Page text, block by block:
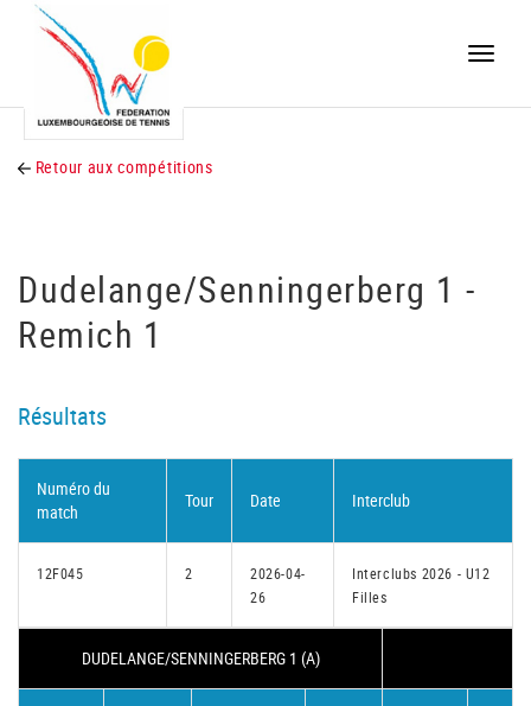
Toggle
Retour aux compétitions
Dudelange/Senningerberg 1 -
Remich 1
Résultats
Numéro du
match
Tour Date Interclub
12F045 2
2026-04-
26
Interclubs 2026 - U12
Filles
DUDELANGE/SENNINGERBERG 1 (A)